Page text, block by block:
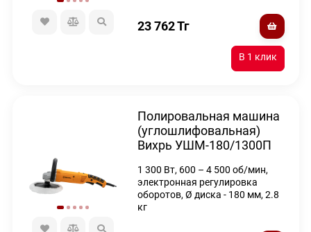
23 762Тг
Полировальная машина
(углошлифовальная)
Вихрь УШМ-180/1300П
1 300 Вт, 600 – 4 500 об/мин,
электронная регулировка
оборотов, Ø диска - 180 мм, 2.8
кг